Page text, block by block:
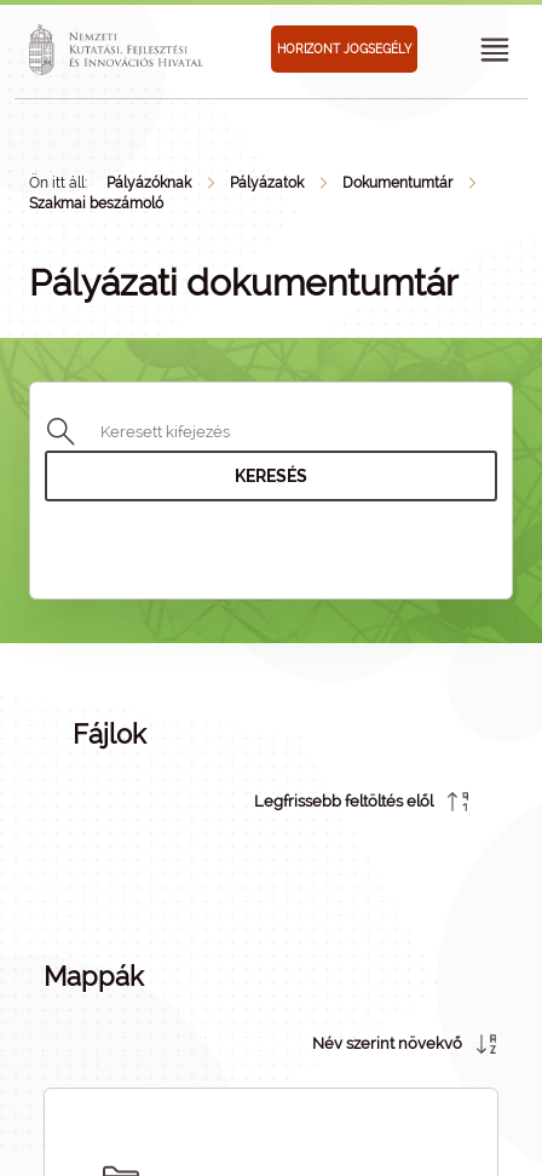
HORIZONT JOGSEGÉLY
Ön itt áll: Pályázóknak Pályázatok
Dokumentumtár
Szakmai beszámoló
Pályázati dokumentumtár
KERESÉS
Fájlok
Legfrissebb feltöltés elől
Mappák
Név szerint növekvő